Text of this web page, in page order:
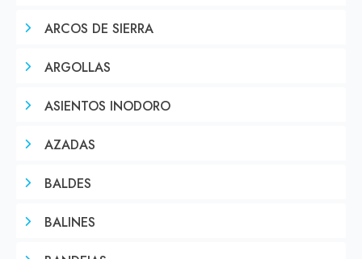
ARCOS DE SIERRA
ARGOLLAS
ASIENTOS INODORO
AZADAS
BALDES
BALINES